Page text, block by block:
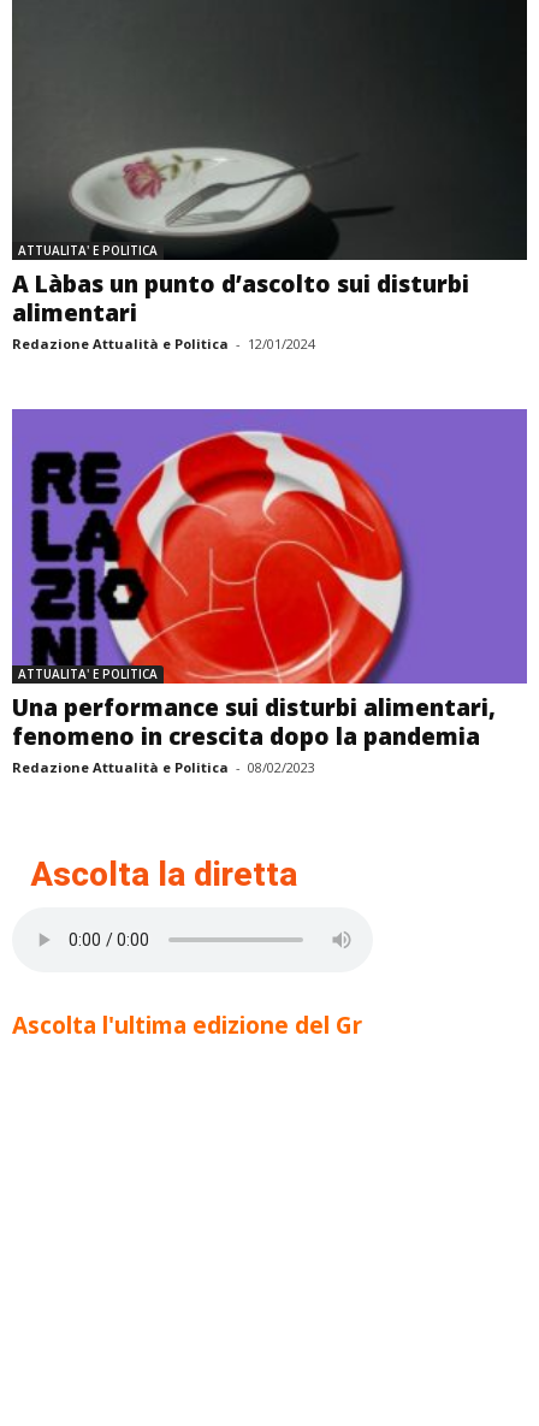
ATTUALITA' E POLITICA
A Làbas un punto d’ascolto sui disturbi
alimentari
Redazione Attualità e Politica - 12/01/2024
ATTUALITA' E POLITICA
Una performance sui disturbi alimentari,
fenomeno in crescita dopo la pandemia
Redazione Attualità e Politica - 08/02/2023
Ascolta la diretta
Ascolta l'ultima edizione del Gr